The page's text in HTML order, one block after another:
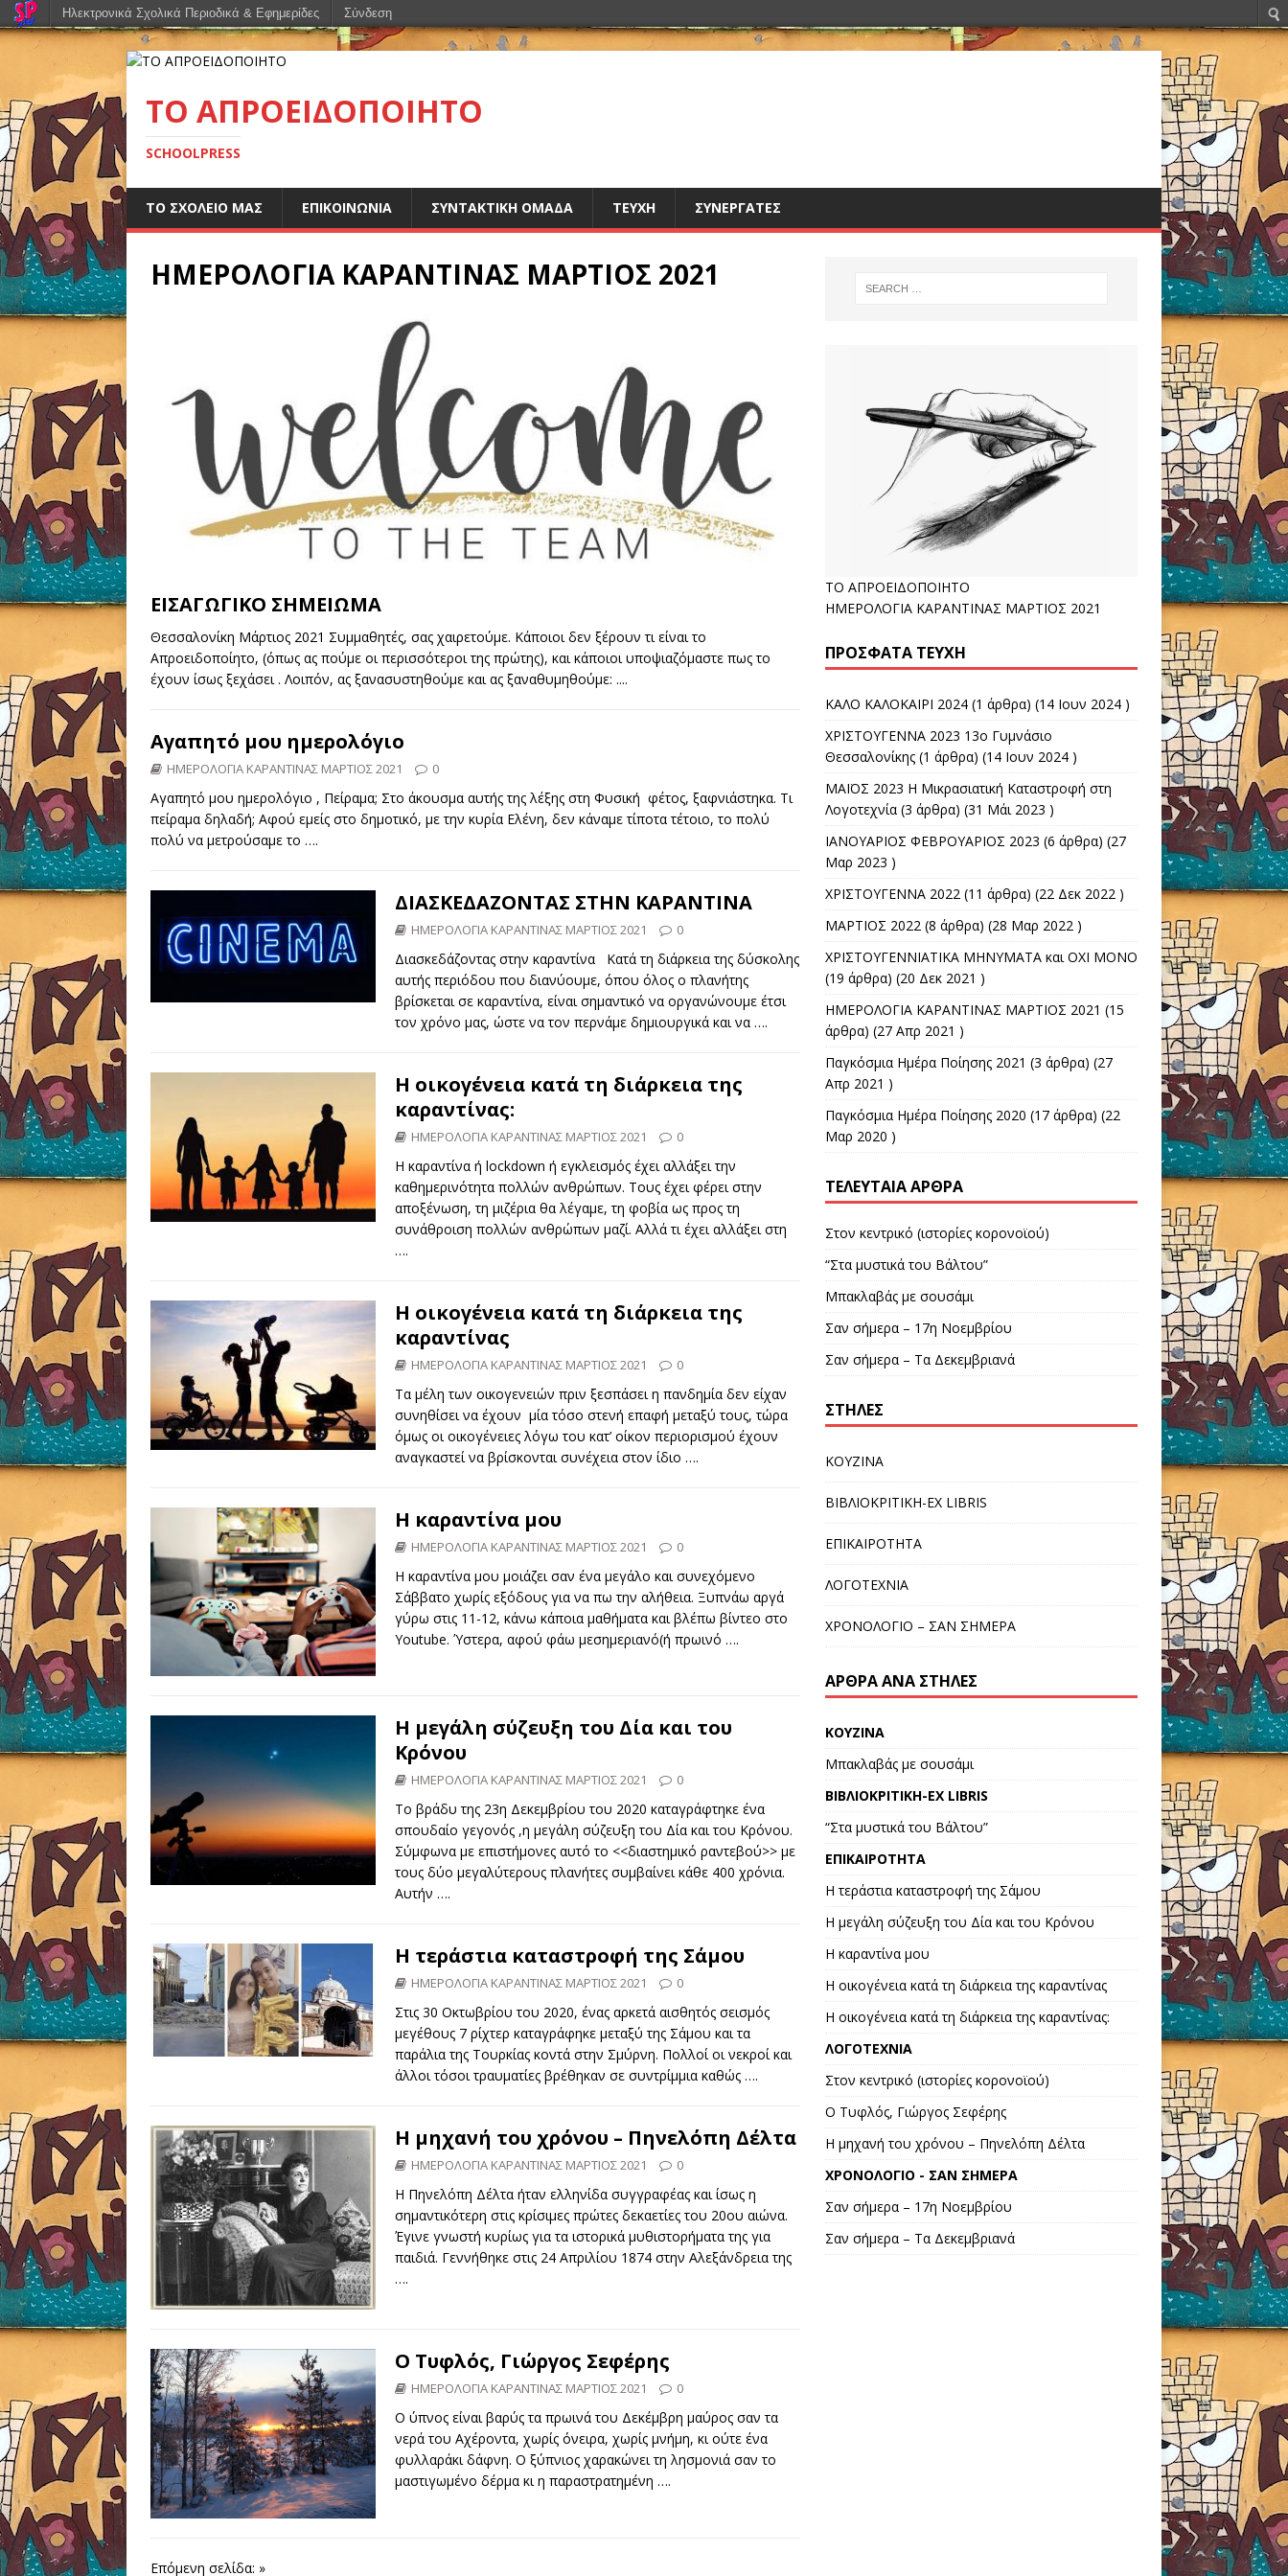
ΤΟ ΑΠΡΟΕΙΔΟΠΟΙΗΤΟ
SCHOOLPRESS
ΤΟ ΣΧΟΛΕΙΟ ΜΑΣ ΕΠΙΚΟΙΝΩΝΙΑ ΣΥΝΤΑΚΤΙΚΗ ΟΜΑΔΑ ΤΕΥΧΗ ΣΥΝΕΡΓΑΤΕΣ
ΗΜΕΡΟΛΟΓΙΑ ΚΑΡΑΝΤΙΝΑΣ ΜΑΡΤΙΟΣ 2021
ΕΙΣΑΓΩΓΙΚΟ ΣΗΜΕΙΩΜΑ
Θεσσαλονίκη Μάρτιος 2021 Συμμαθητές, σας χαιρετούμε. Κάποιοι δεν ξέρουν τι είναι το
Απροειδοποίητο, (όπως ας πούμε οι περισσότεροι της πρώτης), και κάποιοι υποψιαζόμαστε πως το
έχουν ίσως ξεχάσει . Λοιπόν, ας ξανασυστηθούμε και ας ξαναθυμηθούμε: ....
Αγαπητό µου ημερολόγιο
ΗΜΕΡΟΛΟΓΙΑ ΚΑΡΑΝΤΙΝΑΣ ΜΑΡΤΙΟΣ 2021 0
Αγαπητό µου ημερολόγιο , Πείραμα; Στο άκουσμα αυτής της λέξης στη Φυσική φέτος, ξαφνιάστηκα. Τι
πείραμα δηλαδή; Αφού εμείς στο δημοτικό, µε την κυρία Ελένη, δεν κάναμε τίποτα τέτοιο, το πολύ
πολύ να µετρούσαµε το ….
ΔΙΑΣΚΕΔΑΖΟΝΤΑΣ ΣΤΗΝ ΚΑΡΑΝΤΙΝΑ
ΗΜΕΡΟΛΟΓΙΑ ΚΑΡΑΝΤΙΝΑΣ ΜΑΡΤΙΟΣ 2021 0
Διασκεδάζοντας στην καραντίνα Κατά τη διάρκεια της δύσκολης
αυτής περιόδου που διανύουμε, όπου όλος ο πλανήτης
βρίσκεται σε καραντίνα, είναι σημαντικό να οργανώνουμε έτσι
τον χρόνο μας, ώστε να τον περνάμε δημιουργικά και να ….
Η οικογένεια κατά τη διάρκεια της
καραντίνας:
ΗΜΕΡΟΛΟΓΙΑ ΚΑΡΑΝΤΙΝΑΣ ΜΑΡΤΙΟΣ 2021 0
Η καραντίνα ή lockdown ή εγκλεισμός έχει αλλάξει την
καθημερινότητα πολλών ανθρώπων. Τους έχει φέρει στην
αποξένωση, τη μιζέρια θα λέγαμε, τη φοβία ως προς τη
συνάθροιση πολλών ανθρώπων μαζί. Αλλά τι έχει αλλάξει στη
….
Η οικογένεια κατά τη διάρκεια της
καραντίνας
ΗΜΕΡΟΛΟΓΙΑ ΚΑΡΑΝΤΙΝΑΣ ΜΑΡΤΙΟΣ 2021 0
Τα μέλη των οικογενειών πριν ξεσπάσει η πανδημία δεν είχαν
συνηθίσει να έχουν μία τόσο στενή επαφή μεταξύ τους, τώρα
όμως οι οικογένειες λόγω του κατ’ οίκον περιορισμού έχουν
αναγκαστεί να βρίσκονται συνέχεια στον ίδιο ….
Η καραντίνα μου
ΗΜΕΡΟΛΟΓΙΑ ΚΑΡΑΝΤΙΝΑΣ ΜΑΡΤΙΟΣ 2021 0
Η καραντίνα μου μοιάζει σαν ένα μεγάλο και συνεχόμενο
Σάββατο χωρίς εξόδους για να πω την αλήθεια. Ξυπνάω αργά
γύρω στις 11-12, κάνω κάποια μαθήματα και βλέπω βίντεο στο
Youtube. Ύστερα, αφού φάω μεσημεριανό(ή πρωινό ….
Η μεγάλη σύζευξη του Δία και του
Κρόνου
ΗΜΕΡΟΛΟΓΙΑ ΚΑΡΑΝΤΙΝΑΣ ΜΑΡΤΙΟΣ 2021 0
Το βράδυ της 23η Δεκεμβρίου του 2020 καταγράφτηκε ένα
σπουδαίο γεγονός ,η μεγάλη σύζευξη του Δία και του Κρόνου.
Σύμφωνα με επιστήμονες αυτό το <<διαστημικό ραντεβού>> με
τους δύο μεγαλύτερους πλανήτες συμβαίνει κάθε 400 χρόνια.
Αυτήν ….
Η τεράστια καταστροφή της Σάμου
ΗΜΕΡΟΛΟΓΙΑ ΚΑΡΑΝΤΙΝΑΣ ΜΑΡΤΙΟΣ 2021 0
Στις 30 Οκτωβρίου του 2020, ένας αρκετά αισθητός σεισμός
μεγέθους 7 ρίχτερ καταγράφηκε μεταξύ της Σάμου και τα
παράλια της Τουρκίας κοντά στην Σμύρνη. Πολλοί οι νεκροί και
άλλοι τόσοι τραυματίες βρέθηκαν σε συντρίμμια καθώς ….
Η μηχανή του χρόνου – Πηνελόπη Δέλτα
ΗΜΕΡΟΛΟΓΙΑ ΚΑΡΑΝΤΙΝΑΣ ΜΑΡΤΙΟΣ 2021 0
Η Πηνελόπη Δέλτα ήταν ελληνίδα συγγραφέας και ίσως η
σημαντικότερη στις κρίσιμες πρώτες δεκαετίες του 20ου αιώνα.
Έγινε γνωστή κυρίως για τα ιστορικά μυθιστορήματα της για
παιδιά. Γεννήθηκε στις 24 Απριλίου 1874 στην Αλεξάνδρεια της
….
Ο Τυφλός, Γιώργος Σεφέρης
ΗΜΕΡΟΛΟΓΙΑ ΚΑΡΑΝΤΙΝΑΣ ΜΑΡΤΙΟΣ 2021 0
Ο ύπνος είναι βαρύς τα πρωινά του Δεκέμβρη μαύρος σαν τα
νερά του Αχέροντα, χωρίς όνειρα, χωρίς μνήμη, κι ούτε ένα
φυλλαράκι δάφνη. Ο ξύπνιος χαρακώνει τη λησμονιά σαν το
μαστιγωμένο δέρμα κι η παραστρατημένη ….
Επόμενη σελίδα: »
ΤΟ ΑΠΡΟΕΙΔΟΠΟΙΗΤΟ
ΗΜΕΡΟΛΟΓΙΑ ΚΑΡΑΝΤΙΝΑΣ ΜΑΡΤΙΟΣ 2021
ΠΡΌΣΦΑΤΑ ΤΕΎΧΗ
ΚΑΛΟ ΚΑΛΟΚΑΙΡΙ 2024(1 άρθρα) (14 Ιουν 2024 )
ΧΡΙΣΤΟΥΓΕΝΝΑ 2023 13ο Γυμνάσιο
Θεσσαλονίκης(1 άρθρα) (14 Ιουν 2024 )
ΜΑΪΟΣ 2023 Η Μικρασιατική Καταστροφή στη
Λογοτεχνία(3 άρθρα) (31 Μάι 2023 )
ΙΑΝΟΥΑΡΙΟΣ ΦΕΒΡΟΥΑΡΙΟΣ 2023 (6 άρθρα) (27
Μαρ 2023 )
ΧΡΙΣΤΟΥΓΕΝΝΑ 2022(11 άρθρα) (22 Δεκ 2022 )
ΜΑΡΤΙΟΣ 2022(8 άρθρα) (28 Μαρ 2022 )
ΧΡΙΣΤΟΥΓΕΝΝΙΑΤΙΚΑ ΜΗΝΥΜΑΤΑ και ΟΧΙ ΜΟΝΟ
(19 άρθρα) (20 Δεκ 2021 )
ΗΜΕΡΟΛΟΓΙΑ ΚΑΡΑΝΤΙΝΑΣ ΜΑΡΤΙΟΣ 2021 (15
άρθρα) (27 Απρ 2021 )
Παγκόσμια Ημέρα Ποίησης 2021 (3 άρθρα) (27
Απρ 2021 )
Παγκόσμια Hμέρα Ποίησης 2020 (17 άρθρα) (22
Μαρ 2020 )
ΤΕΛΕΥΤΑΊΑ ΆΡΘΡΑ
Στον κεντρικό (ιστορίες κορονoϊού)
“Στα μυστικά του Βάλτου”
Μπακλαβάς με σουσάμι
Σαν σήμερα – 17η Νοεμβρίου
Σαν σήμερα – Τα Δεκεμβριανά
ΣΤΉΛΕΣ
KOYZINA
ΒΙΒΛΙΟΚΡΙΤΙΚΗ-EX LIBRIS
ΕΠΙΚΑΙΡΟΤΗΤΑ
ΛΟΓΟΤΕΧΝΙΑ
ΧΡΟΝΟΛΟΓΙΟ – ΣΑΝ ΣΗΜΕΡΑ
ΆΡΘΡΑ ΑΝΆ ΣΤΉΛΕΣ
KOYZINA
Μπακλαβάς με σουσάμι
ΒΙΒΛΙΟΚΡΙΤΙΚΗ-EX LIBRIS
“Στα μυστικά του Βάλτου”
ΕΠΙΚΑΙΡΟΤΗΤΑ
Η τεράστια καταστροφή της Σάμου
Η μεγάλη σύζευξη του Δία και του Κρόνου
Η καραντίνα μου
Η οικογένεια κατά τη διάρκεια της καραντίνας
Η οικογένεια κατά τη διάρκεια της καραντίνας:
ΛΟΓΟΤΕΧΝΙΑ
Στον κεντρικό (ιστορίες κορονoϊού)
Ο Τυφλός, Γιώργος Σεφέρης
Η μηχανή του χρόνου – Πηνελόπη Δέλτα
ΧΡΟΝΟΛΟΓΙΟ - ΣΑΝ ΣΗΜΕΡΑ
Σαν σήμερα – 17η Νοεμβρίου
Σαν σήμερα – Τα Δεκεμβριανά
Ηλεκτρονικά Σχολικά Περιοδικά & Εφημερίδες Σύνδεση